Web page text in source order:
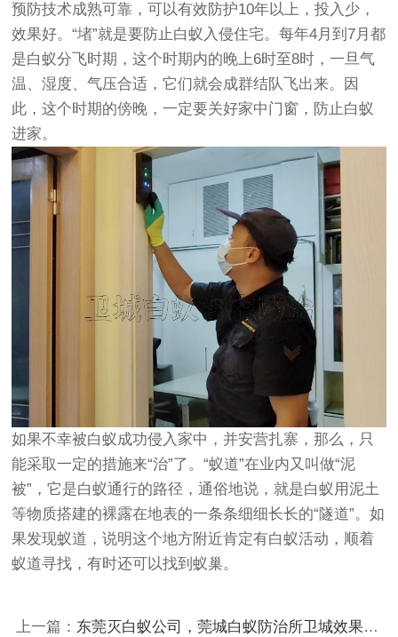
预防技术成熟可靠，可以有效防护10年以上，投入少，
效果好。“堵”就是要防止白蚁入侵住宅。每年4月到7月都
是白蚁分飞时期，这个时期内的晚上6时至8时，一旦气
温、湿度、气压合适，它们就会成群结队飞出来。因
此，这个时期的傍晚，一定要关好家中门窗，防止白蚁
进家。
如果不幸被白蚁成功侵入家中，并安营扎寨，那么，只
能采取一定的措施来“治”了。“蚁道”在业内又叫做“泥
被”，它是白蚁通行的路径，通俗地说，就是白蚁用泥土
等物质搭建的裸露在地表的一条条细细长长的“隧道”。如
果发现蚁道，说明这个地方附近肯定有白蚁活动，顺着
蚁道寻找，有时还可以找到蚁巢。
上一篇： 东莞灭白蚁公司，莞城白蚁防治所卫城效果杠杠的